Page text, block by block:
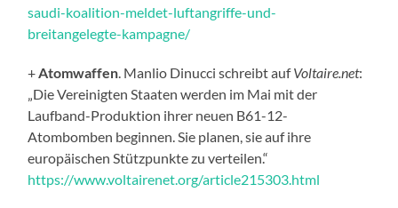
saudi-koalition-meldet-luftangriffe-und-
breitangelegte-kampagne/
+ Atomwaffen . Manlio Dinucci schreibt aufVoltaire.net:
„Die Vereinigten Staaten werden im Mai mit der
Laufband-Produktion ihrer neuen B61-12-
Atombomben beginnen. Sie planen, sie auf ihre
europäischen Stützpunkte zu verteilen.“
https://www.voltairenet.org/article215303.html